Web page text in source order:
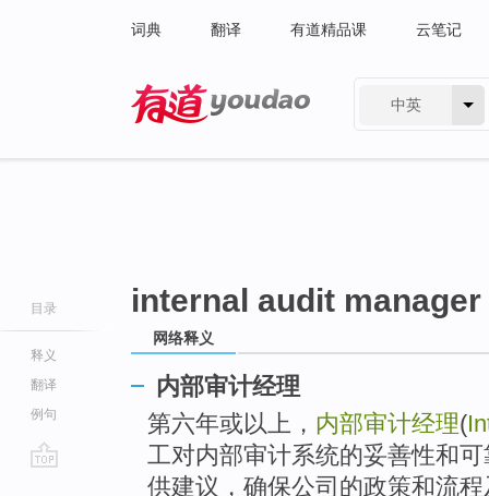
词典 翻译 有道精品课 云笔记
中英
目录
释义
翻译
例句
internal audit manager
网络释义
内部审计经理
第六年或以上， 内部审计经理(
工对内部审计系统的妥善性和
供建议，确保公司的政策和流